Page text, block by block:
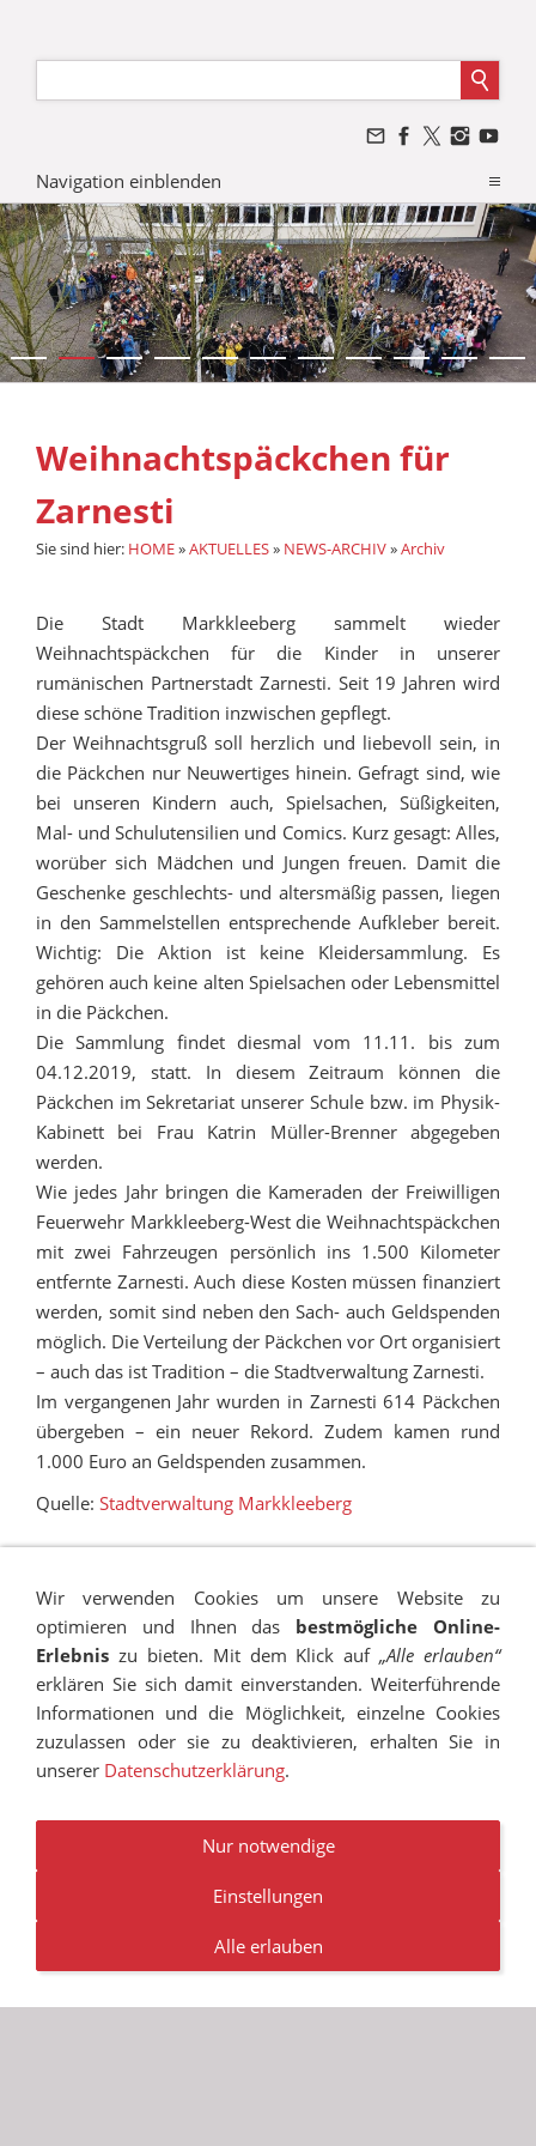
Navigation einblenden
Weihnachtspäckchen für
Zarnesti
Sie sind hier: HOME»AKTUELLES» NEWS-ARCHIV»Archiv
Die Stadt Markkleeberg sammelt wieder
Weihnachtspäckchen für die Kinder in unserer
rumänischen Partnerstadt Zarnesti. Seit 19 Jahren wird
diese schöne Tradition inzwischen gepflegt.
Der Weihnachtsgruß soll herzlich und liebevoll sein, in
die Päckchen nur Neuwertiges hinein. Gefragt sind, wie
bei unseren Kindern auch, Spielsachen, Süßigkeiten,
Mal- und Schulutensilien und Comics. Kurz gesagt: Alles,
worüber sich Mädchen und Jungen freuen. Damit die
Geschenke geschlechts- und altersmäßig passen, liegen
in den Sammelstellen entsprechende Aufkleber bereit.
Wichtig: Die Aktion ist keine Kleidersammlung. Es
gehören auch keine alten Spielsachen oder Lebensmittel
in die Päckchen.
Die Sammlung findet diesmal vom 11.11. bis zum
04.12.2019, statt. In diesem Zeitraum können die
Päckchen im Sekretariat unserer Schule bzw. im Physik-
Kabinett bei Frau Katrin Müller-Brenner abgegeben
werden.
Wie jedes Jahr bringen die Kameraden der Freiwilligen
Feuerwehr Markkleeberg-West die Weihnachtspäckchen
mit zwei Fahrzeugen persönlich ins 1.500 Kilometer
entfernte Zarnesti. Auch diese Kosten müssen finanziert
werden, somit sind neben den Sach- auch Geldspenden
möglich. Die Verteilung der Päckchen vor Ort organisiert
– auch das ist Tradition – die Stadtverwaltung Zarnesti.
Im vergangenen Jahr wurden in Zarnesti 614 Päckchen
übergeben – ein neuer Rekord. Zudem kamen rund
1.000 Euro an Geldspenden zusammen.
Quelle: Stadtverwaltung Markkleeberg
COOKIES
TRANSPARENZ
BESCHWERDEMANAGEMENT
NEWSLETTER STELLENANGEBOTE
© RUDOLF-HILDEBRAND-SCHULE MARKKLEEBERG 2001 -
2026
Wir verwenden Cookies um unsere Website zu
optimieren und Ihnen das bestmögliche Online-
Erlebnis zu bieten. Mit dem Klick auf„Alle erlauben“
erklären Sie sich damit einverstanden. Weiterführende
Informationen und die Möglichkeit, einzelne Cookies
zuzulassen oder sie zu deaktivieren, erhalten Sie in
unserer Datenschutzerklärung.
Nur notwendige
Einstellungen
Alle erlauben